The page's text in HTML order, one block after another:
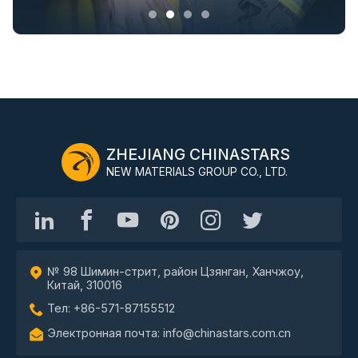
ZHEJIANG CHINASTARS
NEW MATERIALS GROUP CO., LTD.
№ 98 Шимин-стрит, район Цзянган, Ханчжоу,
Китай, 310016
Тел: +86-571-87155512
Электронная почта: info@chinastars.com.cn